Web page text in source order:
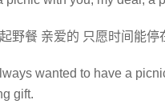
野餐 亲爱的 只愿时间能停
wanted to have a
gift.